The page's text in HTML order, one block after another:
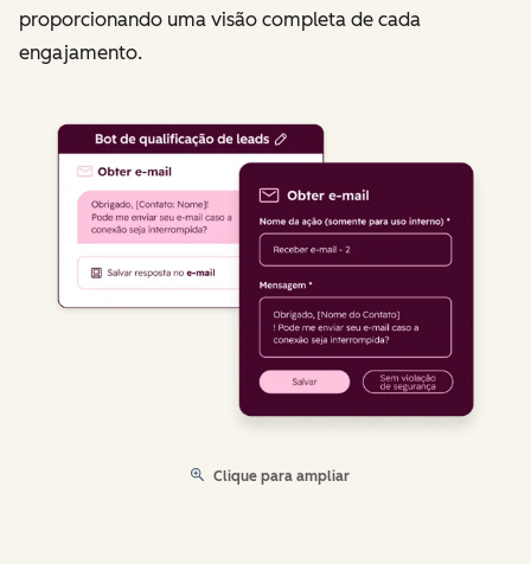
proporcionando uma visão completa de cada
engajamento.
Clique para ampliar